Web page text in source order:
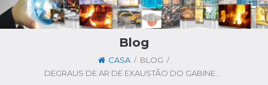
Blog
CASA / BLOG /
DEGRAUS DE AR DE EXAUSTÃO DO GABINETE DE LIMPEZA TÉCNICA